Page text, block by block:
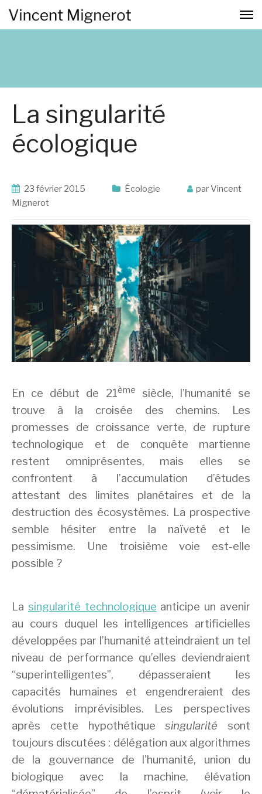
La singularité
écologique
23 février 2015 Écologie
par Vincent
Mignerot
En ce début de 21ème
siècle, l’humanité se
trouve à la croisée des chemins. Les
promesses de croissance verte, de rupture
technologique et de conquête martienne
restent omniprésentes, mais elles se
confrontent à l’accumulation d’études
attestant des limites planétaires et de la
destruction des écosystèmes. La prospective
semble hésiter entre la naïveté et le
pessimisme. Une troisième voie est-elle
possible ?
La singularité technologique anticipe un avenir
au cours duquel les intelligences artificielles
développées par l’humanité atteindraient un tel
niveau de performance qu’elles deviendraient
“superintelligentes”, dépasseraient les
capacités humaines et engendreraient des
évolutions imprévisibles. Les perspectives
après cette hypothétiquesingularité sont
toujours discutées : délégation aux algorithmes
de la gouvernance de l’humanité, union du
biologique avec la machine, élévation